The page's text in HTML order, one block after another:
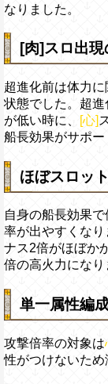
なりました。
[肉]スロ出
超進化前は体力
状態でした。超進
が低い時に、
[心]
船長効果がサポー
ほぼスロッ
自身の船長効果
率が出やすくなり
ナス2倍がほぼか
倍の高火力になり
単一属性編
攻撃倍率の対象は
性がつけないため